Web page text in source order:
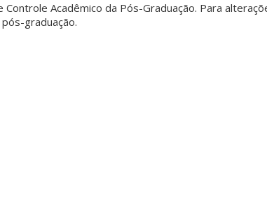
Acadêmico da Pós-Graduação. Para
graduação.